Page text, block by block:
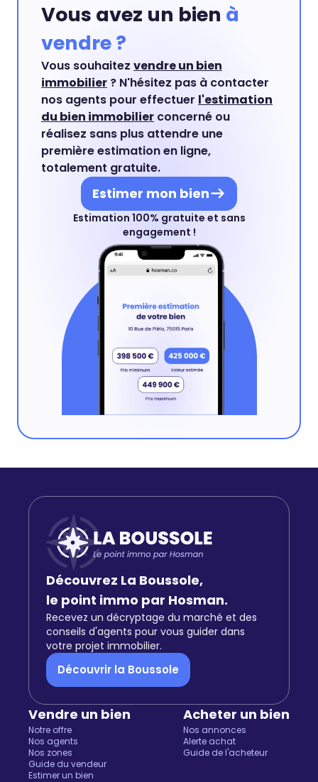
Vous avez un bien à
vendre ?
Vous souhaitez vendre un bien
immobilier ? N'hésitez pas à contacter
nos agents pour effectuer l'estimation
du bien immobilier concerné ou
réalisez sans plus attendre une
première estimation en ligne,
totalement gratuite.
Estimer mon bien
Estimation 100% gratuite et sans
engagement !
Découvrez La Boussole,
le point immo par Hosman.
Recevez un décryptage du marché et des
conseils d'agents pour vous guider dans
votre projet immobilier.
Découvrir la Boussole
Vendre un bien
Notre offre
Nos agents
Nos zones
Guide du vendeur
Estimer un bien
Acheter un bien
Nos annonces
Alerte achat
Guide de l'acheteur